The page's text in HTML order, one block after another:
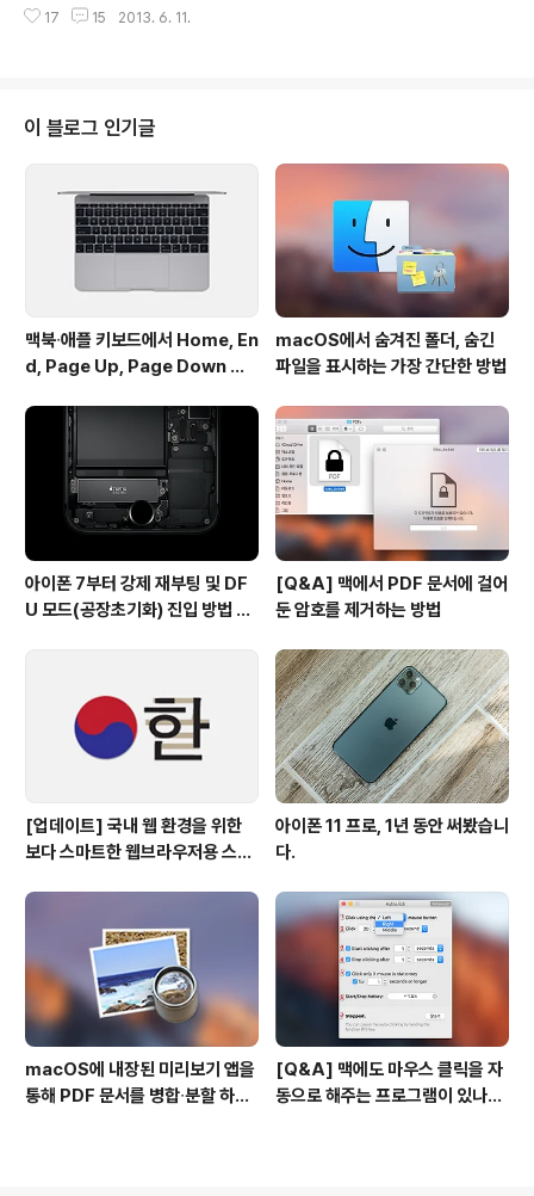
패러렐즈를 실행하는 일련의 명령어로 짜여 있습니다. #!/
는 OS X 10.9 매버릭스 설치 패키지에 포함된 릴리스 노
제로 이전할 수 있을 것이라 보도했습니다. 아래는 OS X 1
0.9 매버릭스가 지원되는 맥 모델을 나열할 것입니다.• iM
ac (2007 중반기 또는 상위 버전) • MacBook (2008
하반기 Aluminum, 2009 상반기 또는 상위 버전) • Ma
cBook Pro 13..
17 15 2013. 6. 11.
이 블로그 인기글
맥북∙애플 키보드에서 Home, En
d, Page Up, Page Down 키
macOS에서 숨겨진 폴더, 숨긴
파일을 표시하는 가장 간단한 방법
아이폰 7부터 강제 재부팅 및 DF
U 모드(공장초기화) 진입 방법 변
[Q&A] 맥에서 PDF 문서에 걸어
둔 암호를 제거하는 방법
[업데이트] 국내 웹 환경을 위한
보다 스마트한 웹브라우저용 스타
아이폰 11 프로, 1년 동안 써봤습니
다.
macOS에 내장된 미리보기 앱을
통해 PDF 문서를 병합∙분할 하는
[Q&A] 맥에도 마우스 클릭을 자
동으로 해주는 프로그램이 있나